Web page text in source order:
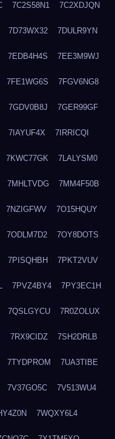
7C2S58N1 7C2XDJQN
7D73WX32 7DULR9YN
7EDB4H4S 7EE3M9WJ
7FE1WG6S 7FGV6NG8
7GDV0B8J 7GER99GF
7IAYUF4X 7IRRICQI
7KWC77GK 7LALYSM0
7MHLTVDG 7MM4F50B
7NZIGFWV 7O15HQUY
7ODLM7D2 7OY8DOTS
7PISQHBH 7PKT2VUV
7PVZ4BY4 7PY3EC1H
7QSLGYCU 7R0ZOLUX
7RX9CIDZ 7SH2DRLB
7TYDPROM 7UA3TIBE
7V37GO5C 7V513WU4
7WQXY6L4